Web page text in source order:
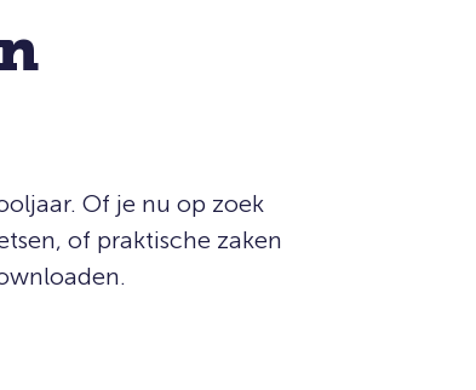
Of je nu op zoek
of praktische zaken